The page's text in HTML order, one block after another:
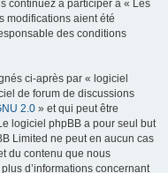
continuez à participer à « Les
modifications aient été
des conditions
ci-après par « logiciel
de forum de discussions
2.0 » et qui peut être
logiciel phpBB a pour seul but
Limited ne peut en aucun cas
du contenu que nous
d’informations concernant